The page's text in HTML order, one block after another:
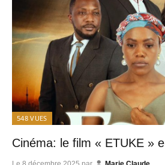
548 VUES
Cinéma: le film « ETUKE »